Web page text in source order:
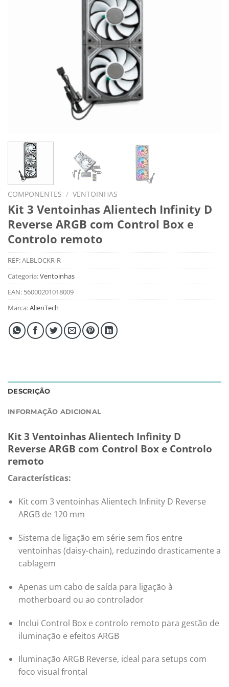
COMPONENTES / VENTOINHAS
Kit 3 Ventoinhas Alientech Infinity D
Reverse ARGB com Control Box e
Controlo remoto
REF:ALBLOCKR-R
Categoria:Ventoinhas
EAN: 56000201018009
Marca:AlienTech
DESCRIÇÃO
INFORMAÇÃO ADICIONAL
Kit 3 Ventoinhas Alientech Infinity D
Reverse ARGB com Control Box e Controlo
remoto
Características:
Kit com 3 ventoinhas Alientech Infinity D Reverse
ARGB de 120 mm
Sistema de ligação em série sem fios entre
ventoinhas (daisy-chain), reduzindo drasticamente a
cablagem
Apenas um cabo de saída para ligação à
motherboard ou ao controlador
Inclui Control Box e controlo remoto para gestão de
iluminação e efeitos ARGB
Iluminação ARGB Reverse, ideal para setups com
foco visual frontal